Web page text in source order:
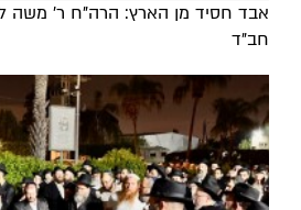
אבד חסיד מן הארץ: הרה"ח ר' משה
חב"ד